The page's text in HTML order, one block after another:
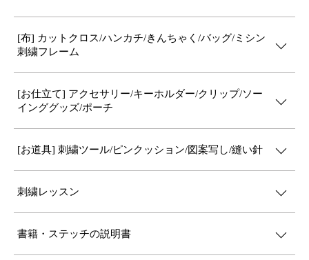
[布] カットクロス/ハンカチ/きんちゃく/バッグ/ミシン
刺繍フレーム
[お仕立て] アクセサリー/キーホルダー/クリップ/ソー
インググッズ/ポーチ
[お道具] 刺繍ツール/ピンクッション/図案写し/縫い針
刺繍レッスン
書籍・ステッチの説明書